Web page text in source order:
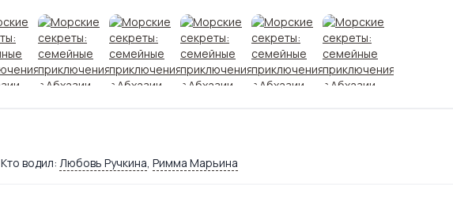
Кто водил: Любовь Ручкина, Римма Марьина